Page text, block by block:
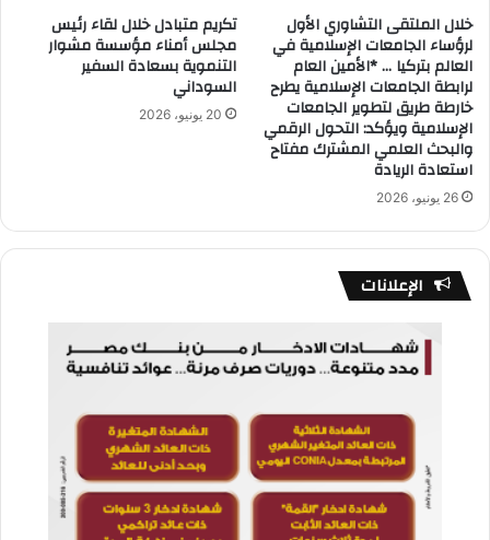
خلال الملتقى التشاوري الأول
لرؤساء الجامعات الإسلامية في
العالم بتركيا … *الأمين العام
لرابطة الجامعات الإسلامية يطرح
خارطة طريق لتطوير الجامعات
الإسلامية ويؤكد: التحول الرقمي
والبحث العلمي المشترك مفتاح
استعادة الريادة
26 يونيو، 2026
تكريم متبادل خلال لقاء رئيس
مجلس أمناء مؤسسة مشوار
التنموية بسعادة السفير
السوداني
20 يونيو، 2026
الإعلانات